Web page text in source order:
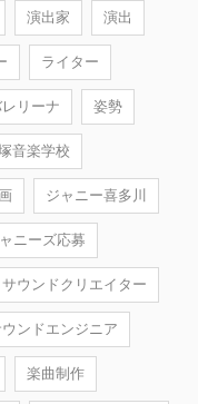
演出家 演出
ライター
レリーナ 姿勢
音楽学校
ジャニー喜多川
ニーズ応募
サウンドクリエイター
ンドエンジニア
楽曲制作